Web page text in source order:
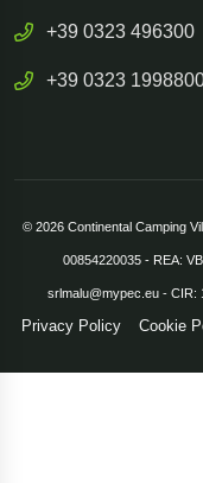
+39 0323 496300
+39 0323
© 2026 Continental Camping
00854220035 - REA:
srlmalu@mypec.eu - CIR:
Privacy Policy Cookie